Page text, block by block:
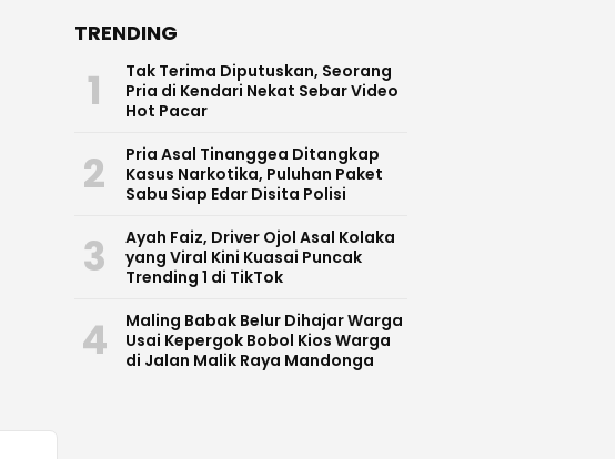
TRENDING
1
Tak Terima Diputuskan, Seorang
Pria di Kendari Nekat Sebar Video
Hot Pacar
2
Pria Asal Tinanggea Ditangkap
Kasus Narkotika, Puluhan Paket
Sabu Siap Edar Disita Polisi
3
Ayah Faiz, Driver Ojol Asal Kolaka
yang Viral Kini Kuasai Puncak
Trending 1 di TikTok
4
Maling Babak Belur Dihajar Warga
Usai Kepergok Bobol Kios Warga
di Jalan Malik Raya Mandonga